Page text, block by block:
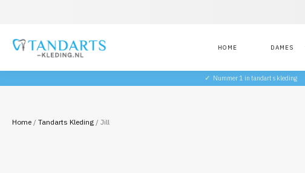
HOME DAMES
✓ Nummer 1 in tandarts kleding
Home / Tandarts Kleding / Jill